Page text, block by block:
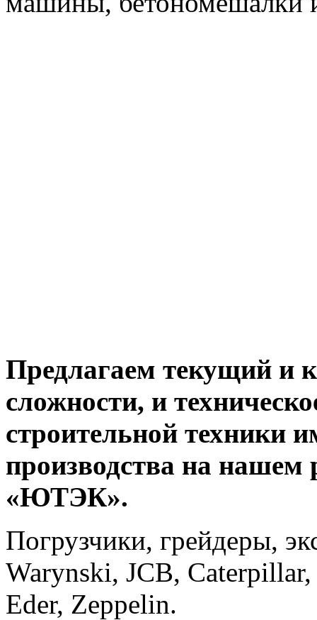
Предлагаем текущий и
сложности, и
строительной техники
производства на
«ЮТЭК».
Погрузчики, грейдеры,
Warynski, JCB,
Eder, Zeppelin.